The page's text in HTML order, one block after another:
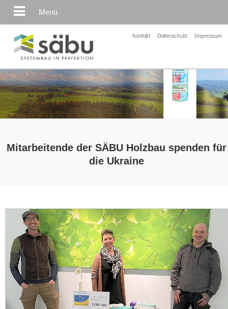
Kontakt Datenschutz Impressum
Mitarbeitende der SÄBU Holzbau spenden für
die Ukraine
Menü